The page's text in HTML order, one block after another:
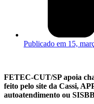
Publicado em 15,
FETEC-CUT/SP apoia
feito pelo site da Cassi,
autoatendimento ou